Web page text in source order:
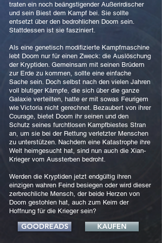
traten ein noch beängstigender Außerirdischer
und sein Biest dem Kampf bei. Sie sollte
entsetzt über den bedrohlichen Doom sein.
Stattdessen ist sie fasziniert.
Als eine genetisch modifizierte Kampfmaschine
lebt Doom nur für einen Zweck: die Auslöschung
der Kryptiden. Gemeinsam mit seinen Brüdern
zur Erde zu kommen, sollte eine einfache
Sache sein. Doch selbst nach den vielen Jahren
voll blutiger Kämpfe, die sich über die ganze
Galaxie verteilten, hatte er mit sowas Feurigem
wie Victoria nicht gerechnet. Bezaubert von ihrer
Courage, bietet Doom ihr seinen und den
Schutz seines furchtlosen Kampfbiestes Stran
an, um sie bei der Rettung verletzter Menschen
zu unterstützen. Nachdem eine Katastrophe ihre
Welt heimgesucht hat, sind nun auch die Xian-
Krieger vom Aussterben bedroht.
Werden die Kryptiden jetzt endgültig ihren
einzigen wahren Feind besiegen oder wird dieser
zerbrechliche Mensch, der beide Herzen von
Doom gestohlen hat, auch zum Keim der
Hoffnung für die Krieger sein?
GOODREADS KAUFEN